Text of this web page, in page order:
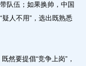
队伍；如果换帅，中国
人不用”，选出既熟悉
要提倡“竞争上岗”，